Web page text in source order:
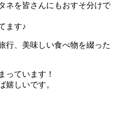
ネを皆さんにもおすそ分けで
ます♪
行、美味しい食べ物を綴った
っています！
嬉しいです。